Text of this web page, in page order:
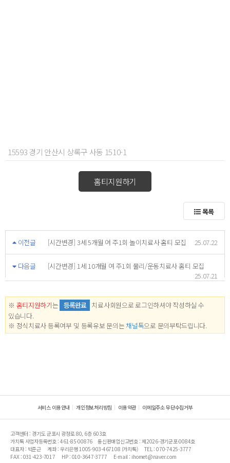
15593 경기 안산시 상록구 사동 1510-1
홈티지원하기
목록
이전글 [시간변경] 3세 5개월 여 주1회 놀이치료사 홈티 모집 25.07.22
다음글
[시간변경] 1세 10개월 여 주1회 물리/운동치료사 홈티 모집
25.07.21
※ 홈티지원하기는 등록완료 치료사회원으로 로그인하셔야 작성하실 수
있습니다.
※ 정식치료사 등록여부 및 등록유보 문의는 채널톡으로 문의부탁드립니다.
서비스 이용안내 개인정보처리방침 이용약관 이메일주소 무단수집거부
고객센터 : 경기도 군포시 광정로 80, 6층 603호
가치톡 사업자등록번호 : 461-85-00876
통신판매업신고번호 : 제2026-경기군포-0084호
대표자 : 박준근
계좌 : 우리은행 1005-903-467108 (가치톡)
TEL : 070-7425-3777
FAX : 031-423-7017
HP : 010-3647-3777 E-mail : ihomet@naver.com